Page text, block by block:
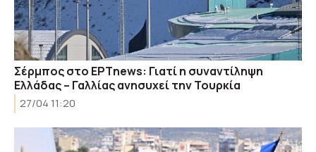
Σέρμπος στο ΕΡΤnews: Γιατί η συναντίληψη
Ελλάδας – Γαλλίας ανησυχεί την Τουρκία
27/04 11:20